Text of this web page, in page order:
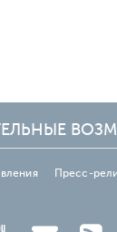
Пресс-